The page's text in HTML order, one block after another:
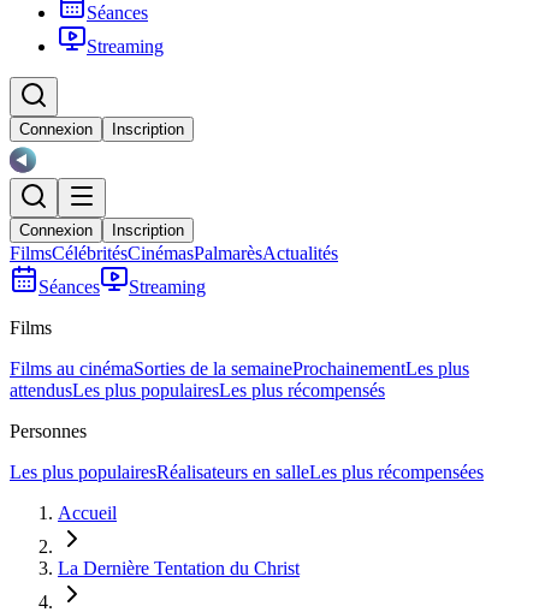
Séances
Streaming
Connexion Inscription
Connexion Inscription
FilmsCélébritésCinémasPalmarèsActualités
Séances
Streaming
Films
Films au cinémaSorties de la semaineProchainementLes plus
attendusLes plus populairesLes plus récompensés
Personnes
Les plus populairesRéalisateurs en salleLes plus récompensées
Accueil
La Dernière Tentation du Christ